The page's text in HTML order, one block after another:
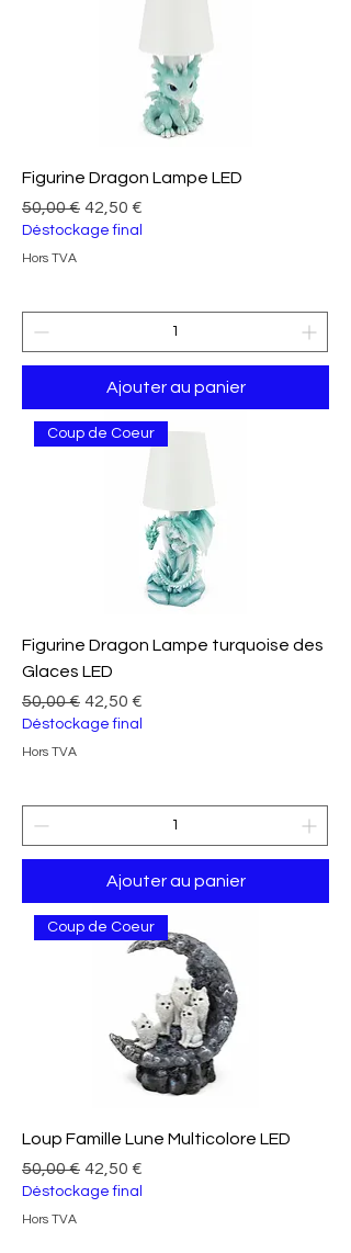
Figurine Dragon Lampe LED
Prix original
50,00 € Prix promotionnel
42,50 €
Déstockage final
Hors TVA
Ajouter au panier
Coup de Coeur
Figurine Dragon Lampe turquoise des
Glaces LED
Prix original
50,00 € Prix promotionnel
42,50 €
Déstockage final
Hors TVA
Ajouter au panier
Coup de Coeur
Loup Famille Lune Multicolore LED
Prix original
50,00 € Prix promotionnel
42,50 €
Déstockage final
Hors TVA